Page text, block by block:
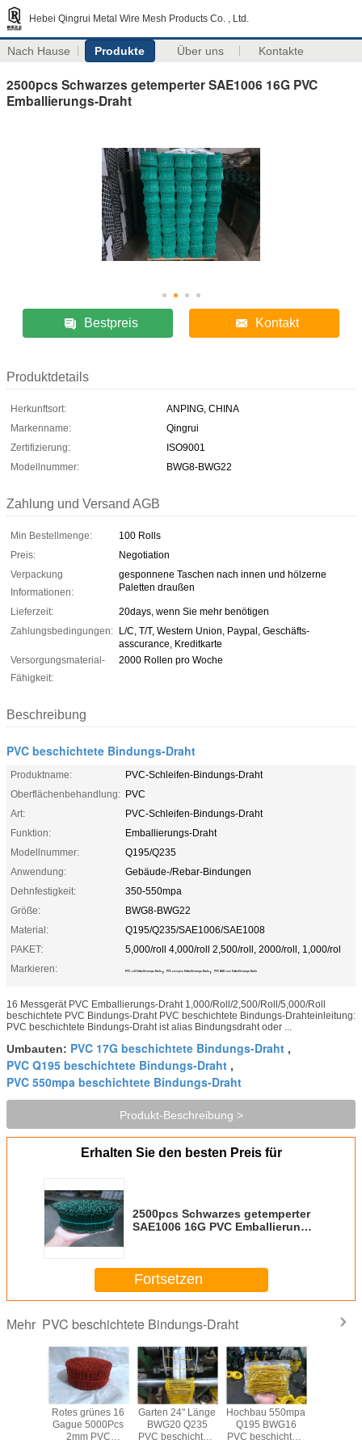
Hebei Qingrui Metal Wire Mesh Products Co. , Ltd.
Nach Hause Produkte Über uns Kontakte
2500pcs Schwarzes getemperter SAE1006 16G PVC
Emballierungs-Draht
Bestpreis Kontakt
Produktdetails
Herkunftsort:
ANPING, CHINA
Markenname:
Qingrui
Zertifizierung:
ISO9001
Modellnummer:
BWG8-BWG22
Zahlung und Versand AGB
Min Bestellmenge:
100 Rolls
Preis:
Negotiation
Verpackung
Informationen:
gesponnene Taschen nach innen und hölzerne
Paletten draußen
Lieferzeit:
20days, wenn Sie mehr benötigen
Zahlungsbedingungen: L/C, T/T, Western Union, Paypal, Geschäfts-
asscurance, Kreditkarte
Versorgungsmaterial-
Fähigkeit:
2000 Rollen pro Woche
Beschreibung
PVC beschichtete Bindungs-Draht
Produktname:
PVC-Schleifen-Bindungs-Draht
Oberflächenbehandlung: PVC
Art:
PVC-Schleifen-Bindungs-Draht
Funktion:
Emballierungs-Draht
Modellnummer:
Q195/Q235
Anwendung:
Gebäude-/Rebar-Bindungen
Dehnfestigkeit:
350-550mpa
Größe:
BWG8-BWG22
Material:
Q195/Q235/SAE1006/SAE1008
PAKET:
5,000/roll 4,000/roll 2,500/roll, 2000/roll, 1,000/rol
Markieren:
PVC 16G Emballierungs-Draht , PVC 2500pcs Emballierungs-Draht , PVC SAE1006 Emballierungs-Draht
16 Messgerät PVC Emballierungs-Draht 1,000/Roll/2,500/Roll/5,000/Roll
beschichtete PVC Bindungs-Draht PVC beschichtete Bindungs-Drahteinleitung:
PVC beschichtete Bindungs-Draht ist alias Bindungsdraht oder ...
Umbauten: PVC 17G beschichtete Bindungs-Draht ,
PVC Q195 beschichtete Bindungs-Draht ,
PVC 550mpa beschichtete Bindungs-Draht
Produkt-Beschreibung >
Erhalten Sie den besten Preis für
2500pcs Schwarzes getemperter
SAE1006 16G PVC Emballierungs-
Fortsetzen
Mehr PVC beschichtete Bindungs-Draht
Rotes grünes 16
Gague 5000Pcs
2mm PVC
Garten 24" Länge
BWG20 Q235
PVC beschichtete
Hochbau 550mpa
Q195 BWG16
PVC beschichtete